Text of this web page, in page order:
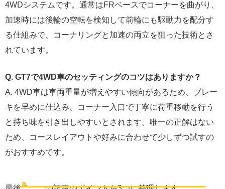
4WDシステムです。通常はFRベースでコーナーを曲がり、
加速時には後輪の空転を検知して前輪にも駆動力を配分す
る仕組みで、コーナリングと加速の両立を狙った技術とさ
れています。
Q. GT7で4WD車のセッティングのコツはありますか？
A. 4WD車は車両重量が増えやすい傾向があるため、ブレー
キを早めに仕込み、コーナー入口で丁寧に荷重移動を行う
と持ち味を引き出しやすいとされます。唯一の正解はない
ため、コースレイアウトや好みに合わせて少しずつ試すの
がおすすめです。
📝 まとめ